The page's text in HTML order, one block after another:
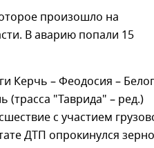
произошло на
В аварию попали 15
Керчь – Феодосия –
(трасса "Таврида" – ред.)
с участием
ДТП опрокинулся